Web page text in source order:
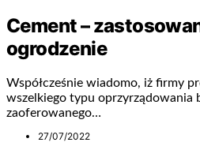
Cement –
ogrodzenie
Współcześnie wiadomo, iż firmy
wszelkiego typu oprzyrządowania
zaoferowanego…
27/07/2022